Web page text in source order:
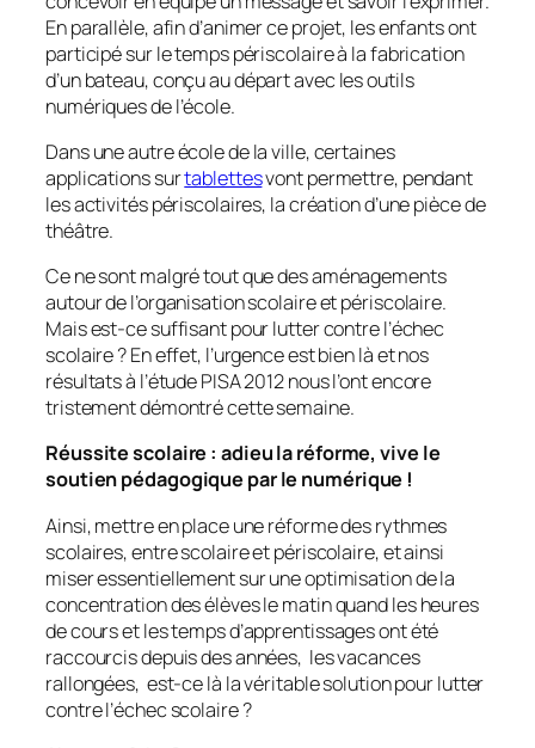
En parallèle, afin d’animer ce projet, les enfants ont
participé sur le temps périscolaire à la fabrication
d’un bateau, conçu au départ avec les outils
numériques de l’école.
Dans une autre école de la ville, certaines
applications surtablettesvont permettre, pendant
les activités périscolaires, la création d’une pièce de
théâtre.
Ce ne sont malgré tout que des aménagements
autour de l’organisation scolaire et périscolaire.
Mais est-ce suffisant pour lutter contre l’échec
scolaire ? En effet, l’urgence est bien là et nos
résultats à l’étude PISA 2012 nous l’ont encore
tristement démontré cette semaine.
Réussite scolaire : adieu la réforme, vive le
soutien pédagogique par le numérique !
Ainsi, mettre en place une réforme des rythmes
scolaires, entre scolaire et périscolaire, et ainsi
miser essentiellement sur une optimisation de la
concentration des élèves le matin quand les heures
de cours et les temps d’apprentissages ont été
raccourcis depuis des années, les vacances
rallongées, est-ce là la véritable solution pour lutter
contre l’échec scolaire ?